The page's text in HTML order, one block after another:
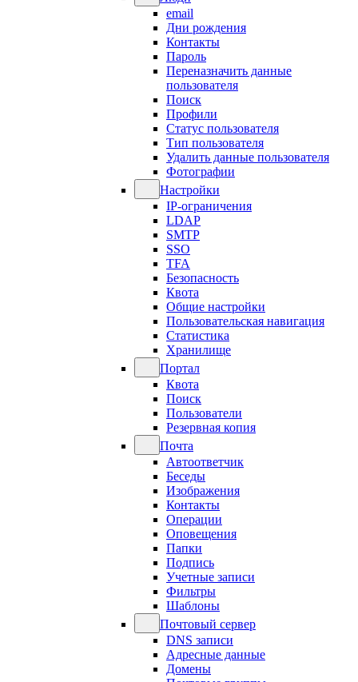
email
Дни рождения
Контакты
Пароль
Переназначить данные
пользователя
Поиск
Профили
Статус пользователя
Тип пользователя
Удалить данные пользователя
Фотографии
Настройки
IP-ограничения
LDAP
SMTP
SSO
TFA
Безопасность
Квота
Общие настройки
Пользовательская навигация
Статистика
Хранилище
Портал
Квота
Поиск
Пользователи
Резервная копия
Почта
Автоответчик
Беседы
Изображения
Контакты
Операции
Оповещения
Папки
Подпись
Учетные записи
Фильтры
Шаблоны
Почтовый сервер
DNS записи
Адресные данные
Домены